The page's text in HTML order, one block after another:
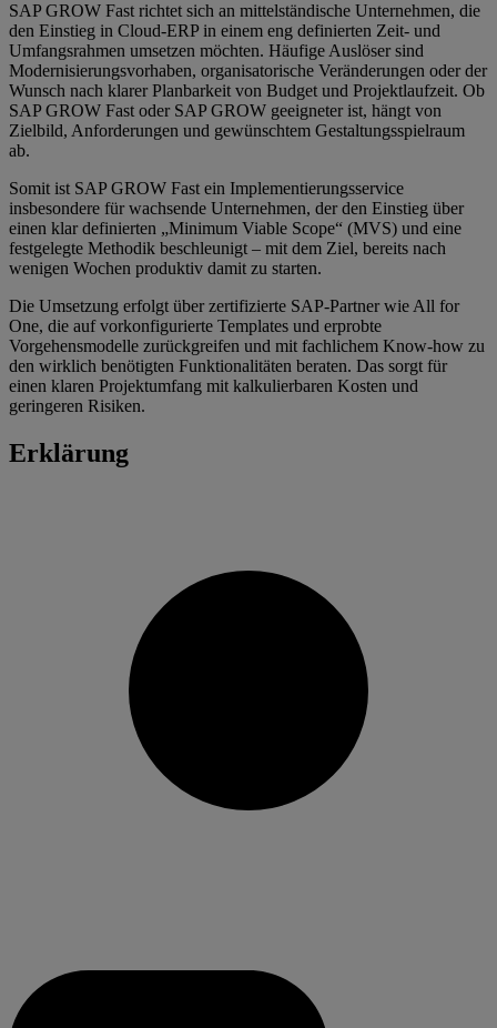
SAP GROW Fast richtet sich an mittelständische Unternehmen, die
den Einstieg in Cloud‑ERP in einem eng definierten Zeit- und
Umfangsrahmen umsetzen möchten. Häufige Auslöser sind
Modernisierungsvorhaben, organisatorische Veränderungen oder der
Wunsch nach klarer Planbarkeit von Budget und Projektlaufzeit. Ob
SAP GROW Fast oder SAP GROW geeigneter ist, hängt von
Zielbild, Anforderungen und gewünschtem Gestaltungsspielraum
ab.
Somit ist SAP GROW Fast ein Implementierungsservice
insbesondere für wachsende Unternehmen, der den Einstieg über
einen klar definierten „Minimum Viable Scope“ (MVS) und eine
festgelegte Methodik beschleunigt – mit dem Ziel, bereits nach
wenigen Wochen produktiv damit zu starten.
Die Umsetzung erfolgt über zertifizierte SAP‑Partner wie All for
One, die auf vorkonfigurierte Templates und erprobte
Vorgehensmodelle zurückgreifen und mit fachlichem Know-how zu
den wirklich benötigten Funktionalitäten beraten. Das sorgt für
einen klaren Projektumfang mit kalkulierbaren Kosten und
geringeren Risiken.
Erklärung